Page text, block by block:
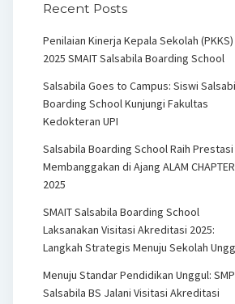
Recent Posts
Penilaian Kinerja Kepala Sekolah (PKKS)
2025 SMAIT Salsabila Boarding School
Salsabila Goes to Campus: Siswi
Boarding School Kunjungi Fakultas
Kedokteran UPI
Salsabila Boarding School Raih Prestasi
Membanggakan di Ajang ALAM CHAPTER
2025
SMAIT Salsabila Boarding School
Laksanakan Visitasi Akreditasi 2025:
Langkah Strategis Menuju Sekolah
Menuju Standar Pendidikan Unggul:
Salsabila BS Jalani Visitasi Akreditasi